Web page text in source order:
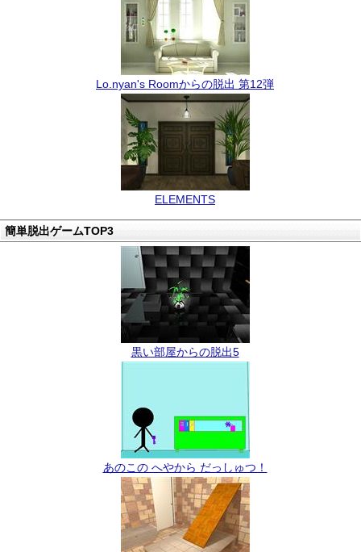
Lo.nyan's Roomからの脱出 第12弾
ELEMENTS
簡単脱出ゲームTOP3
黒い部屋からの脱出5
あのこの へやから だっしゅつ！